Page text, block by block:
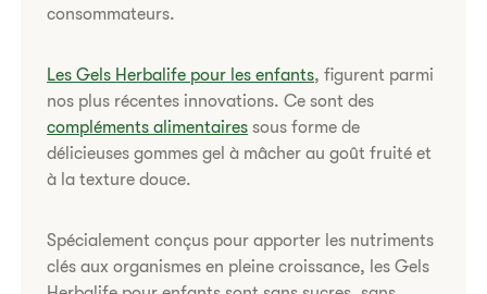
consommateurs.
Les Gels Herbalife pour les enfants, figurent parmi
nos plus récentes innovations. Ce sont des
compléments alimentaires sous forme de
délicieuses gommes gel à mâcher au goût fruité et
à la texture douce.
Spécialement conçus pour apporter les nutriments
clés aux organismes en pleine croissance, les Gels